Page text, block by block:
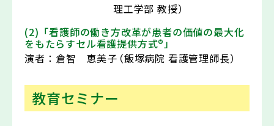
理工学部 教授）
(2)「看護師の働き方改革が患者の価値の最大化
をもたらすセル看護提供方式®」
演者： 倉智 恵美子（飯塚病院 看護管理師長）
教育セミナー